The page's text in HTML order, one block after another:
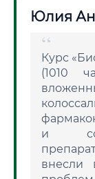
Юлия
Курс
(1010
и
внесли